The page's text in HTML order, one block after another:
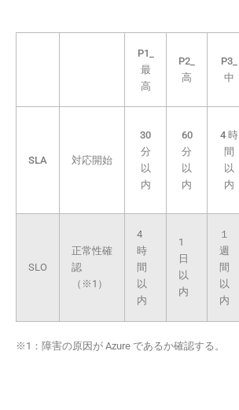
P1_
最
高
P2_
高
P3_
中
SLA 対応開始
30
分
以
内
60
分
以
内
4 時
間
以
内
SLO
正常性確
認
（※1）
4
時
間
以
内
1
日
以
内
１
週
間
以
内
※1：障害の原因が Azure であるか確認する。